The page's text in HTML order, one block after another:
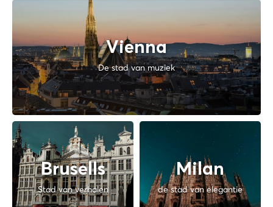
Vienna
De stad van muziek
Brusells
Stad van verhalen
Milan
de stad van elegantie